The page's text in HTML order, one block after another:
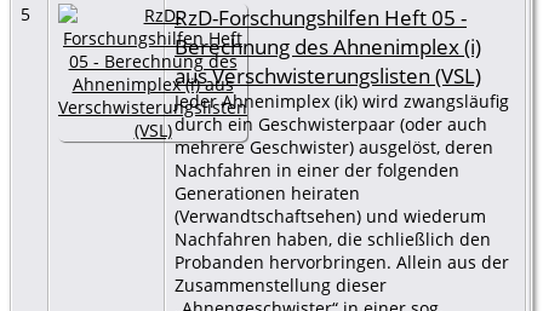
5
RzD-Forschungshilfen Heft 05 -
Berechnung des Ahnenimplex (i)
aus Verschwisterungslisten (VSL)
Jeder Ahnenimplex (ik) wird zwangsläufig
durch ein Geschwisterpaar (oder auch
mehrere Geschwister) ausgelöst, deren
Nachfahren in einer der folgenden
Generationen heiraten
(Verwandtschaftsehen) und wiederum
Nachfahren haben, die schließlich den
Probanden hervorbringen. Allein aus der
Zusammenstellung dieser